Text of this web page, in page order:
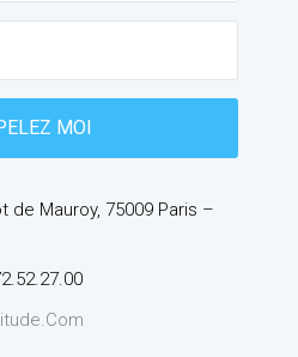
de Mauroy, 75009 Paris –